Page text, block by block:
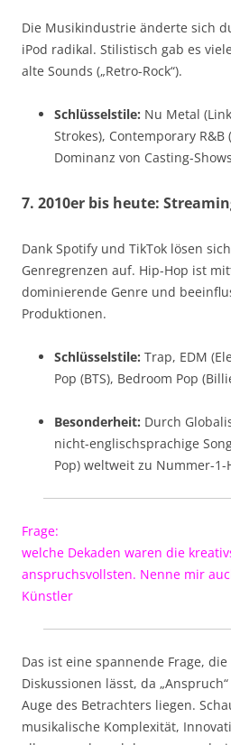
Die Musikindustrie änderte sich
iPod radikal. Stilistisch gab es
alte Sounds („Retro-Rock“).
Schlüsselstile: Nu Metal
Strokes), Contemporary R&B
Dominanz von Casting-
7. 2010er bis heute:
Dank Spotify und TikTok lösen
Genregrenzen auf. Hip-Hop ist
dominierende Genre und
Produktionen.
Schlüsselstile: Trap, EDM
Pop (BTS), Bedroom Pop
Besonderheit: Durch
nicht-englischsprachige
Pop) weltweit zu Nummer-1-
Frage:
welche Dekaden waren die
anspruchsvollsten. Nenne mir
Künstler
Das ist eine spannende Frage,
Diskussionen lässt, da
Auge des Betrachters liegen.
musikalische Komplexität,